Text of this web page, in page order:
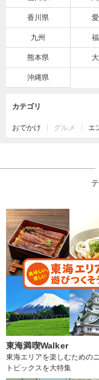
香川県
九州
熊本県
沖縄県
カテゴリ
おでかけ グルメ エ
東海満喫Walker
東海エリアを楽しむための
トピックスを大特集